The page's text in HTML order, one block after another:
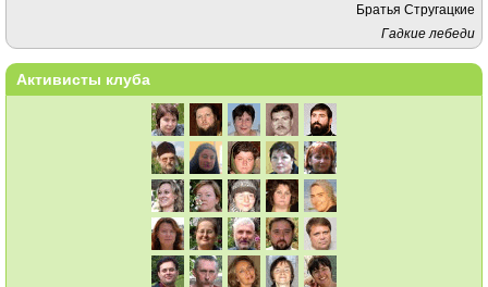
Братья Стругацкие
Гадкие лебеди
Активисты клуба